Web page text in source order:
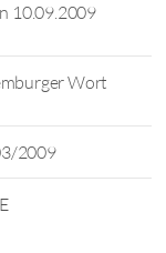
10.09.2009
Wort
2009